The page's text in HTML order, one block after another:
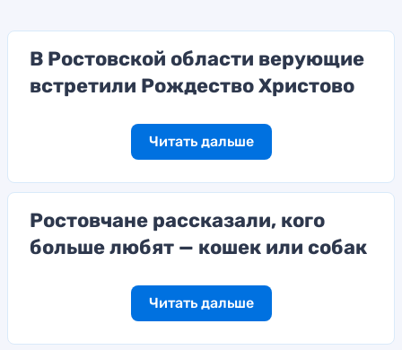
В Ростовской области верующие
встретили Рождество Христово
Читать дальше
Ростовчане рассказали, кого
больше любят — кошек или собак
Читать дальше